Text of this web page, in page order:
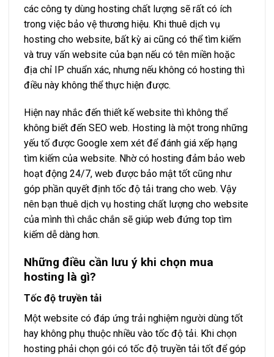
các công ty dùng hosting chất lượng sẽ rất có ích
trong việc bảo vệ thương hiệu. Khi thuê dịch vụ
hosting cho website, bất kỳ ai cũng có thể tìm kiếm
và truy vấn website của bạn nếu có tên miền hoặc
địa chỉ IP chuẩn xác, nhưng nếu không có hosting thì
điều này không thể thực hiện được.
Hiện nay nhắc đến thiết kế website thì không thể
không biết đến SEO web. Hosting là một trong những
yếu tố được Google xem xét để đánh giá xếp hạng
tìm kiếm của website. Nhờ có hosting đảm bảo web
hoạt động 24/7, web được bảo mật tốt cũng như
góp phần quyết định tốc độ tải trang cho web. Vậy
nên bạn thuê dịch vụ hosting chất lượng cho website
của mình thì chắc chắn sẽ giúp web đứng top tìm
kiếm dễ dàng hơn.
Những điều cần lưu ý khi chọn mua
hosting là gì?
Tốc độ truyền tải
Một website có đáp ứng trải nghiệm người dùng tốt
hay không phụ thuộc nhiều vào tốc độ tải. Khi chọn
hosting phải chọn gói có tốc độ truyền tải tốt để góp